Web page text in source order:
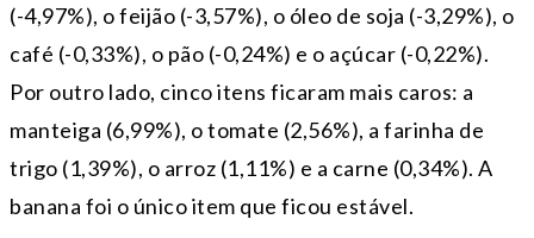
(-4,97%), o feijão (-3,57%), o óleo de soja (-3,29%), o
café (-0,33%), o pão (-0,24%) e o açúcar (-0,22%).
Por outro lado, cinco itens ficaram mais caros: a
manteiga (6,99%), o tomate (2,56%), a farinha de
trigo (1,39%), o arroz (1,11%) e a carne (0,34%). A
banana foi o único item que ficou estável.